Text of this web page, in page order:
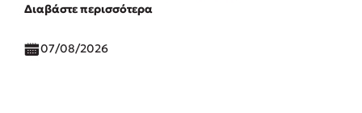
Διαβάστε περισσότερα
07/08/2026